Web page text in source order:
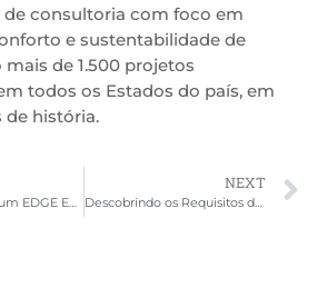
de consultoria com foco em
e sustentabilidade de
mais de 1.500 projetos
todos os Estados do país, em
de história.
Como se tornar um EDGE Expert?
NEXT
Descobrindo os Requisitos da Certificação LEED: Comprometendo-se com a Sustentabilidade na Construção